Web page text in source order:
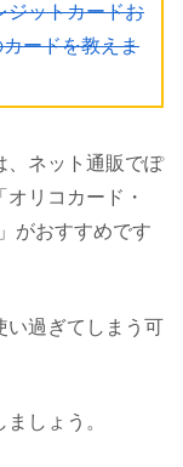
ジットカードお
ードを教えま
、ネット通販でぽ
リコカード・
がおすすめです
い過ぎてしまう可
しょう。